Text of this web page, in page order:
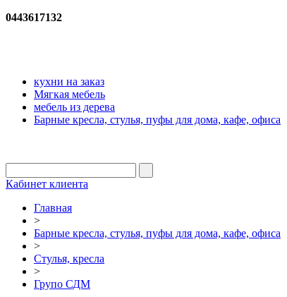
0443617132
кухни на заказ
Мягкая мебель
мебель из дерева
Барные кресла, стулья, пуфы для дома, кафе, офиса
Кабинет клиента
Главная
>
Барные кресла, стулья, пуфы для дома, кафе, офиса
>
Стулья, кресла
>
Групо СДМ